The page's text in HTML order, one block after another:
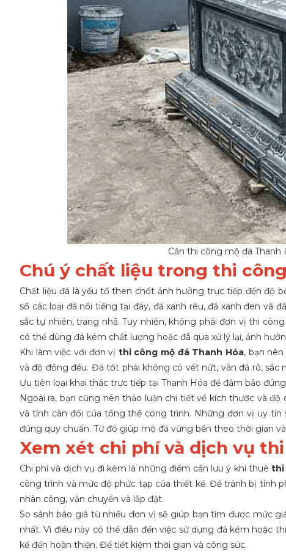
Cần thi công mộ đá
Chú ý chất liệu trong thi
Chất liệu đá là yếu tố then chốt ảnh hưởng trực tiếp đến độ
số các loại đá nổi tiếng tại đây, đá xanh rêu, đá xanh đen
sắc tự nhiên, trang nhã. Tuy nhiên, không phải đơn vị thi
có thể dùng đá kém chất lượng hoặc đã qua xử lý lại, ảnh
Khi làm việc với đơn vị thi công mộ đá Thanh Hóa, bạn
và độ đồng đều. Đá tốt phải không có vết nứt, vân đá rõ,
Ưu tiên loại khai thác trực tiếp tại Thanh Hóa để đảm bảo
Ngoài ra, bạn cũng nên thảo luận chi tiết về kích thước và
và tính cân đối của tổng thể công trình. Những đơn vị uy
đúng quy chuẩn. Từ đó giúp mộ đá vững bền theo thời gian
Xem xét chi phí và dịch vụ
Chi phí và dịch vụ đi kèm là những điểm cần lưu ý khi thuê thi
công trình và mức độ phức tạp của thiết kế. Để tránh bị tính
nhân công, vận chuyển và lắp đặt.
So sánh báo giá từ nhiều đơn vị sẽ giúp bạn tìm được mức
nhất. Vì điều này có thể dẫn đến việc sử dụng đá kém hoặc
kế đến hoàn thiện. Để tiết kiệm thời gian và công sức.